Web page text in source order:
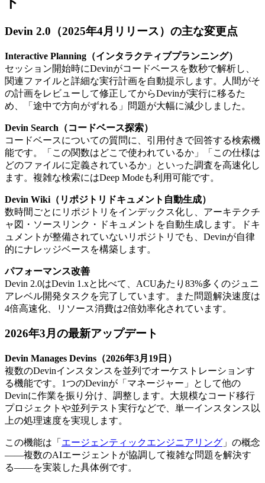
Devin 2.0（2025年4月リリース）の主な変更点
Interactive Planning（インタラクティブプランニング）
セッション開始時にDevinがコードベースを数秒で解析し、
関連ファイルと詳細な実行計画を自動提示します。人間がそ
の計画をレビューして修正してからDevinが実行に移るた
め、「途中で方向がずれる」問題が大幅に減少しました。
Devin Search（コードベース探索）
コードベースについての質問に、引用付きで回答する検索機
能です。「この関数はどこで使われているか」「この仕様は
どのファイルに定義されているか」といった調査を高速化し
ます。複雑な検索にはDeep Modeも利用可能です。
Devin Wiki（リポジトリドキュメント自動生成）
数時間ごとにリポジトリをインデックス化し、アーキテクチ
ャ図・ソースリンク・ドキュメントを自動生成します。ドキ
ュメントが整備されていないリポジトリでも、Devinが自律
的にナレッジベースを構築します。
パフォーマンス改善
Devin 2.0はDevin 1.xと比べて、ACUあたり83%多くのジュニ
アレベル開発タスクを完了しています。また問題解決速度は
4倍高速化、リソース消費は2倍効率化されています。
2026年3月の最新アップデート
Devin Manages Devins（2026年3月19日）
複数のDevinインスタンスを並列でオーケストレーションす
る機能です。1つのDevinが「マネージャー」として他の
Devinに作業を振り分け、調整します。大規模なコード移行
プロジェクトや並列テスト実行などで、単一インスタンス以
上の処理速度を実現します。
この機能は「 エージェンティックエンジニアリング 」の概念
——複数のAIエージェントが協調して複雑な問題を解決す
る——を実装した具体例です。